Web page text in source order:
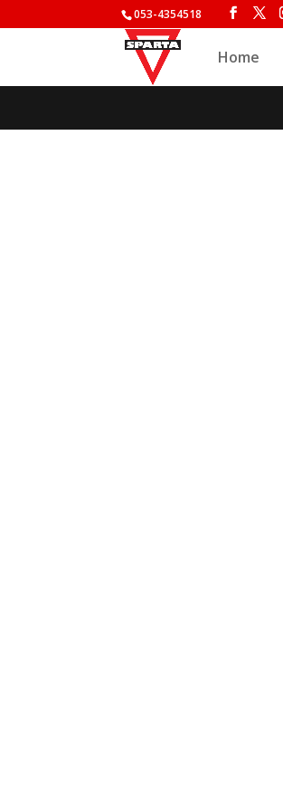
053-4354518
Home